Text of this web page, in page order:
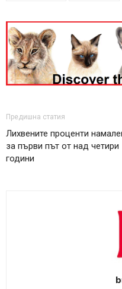
Предишна статия
Лихвените проценти
за първи път от над четири
години